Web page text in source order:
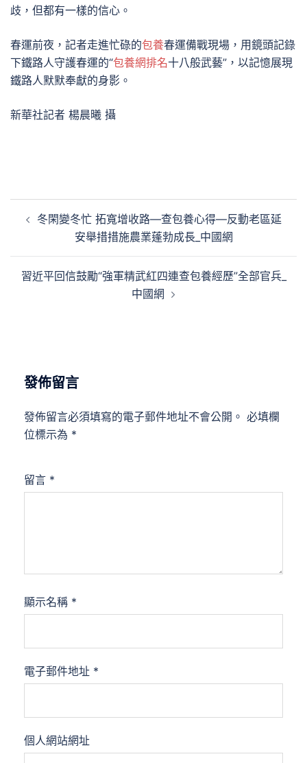
歧，但都有一樣的信心。
春運前夜，記者走進忙碌的包養春運備戰現場，用鏡頭記錄
下鐵路人守護春運的“包養網排名十八般武藝”，以記憶展現
鐵路人默默奉獻的身影。
新華社記者 楊晨曦 攝
冬閑變冬忙 拓寬增收路—查包養心得—反動老區延
安舉措措施農業蓬勃成長_中國網
習近平回信鼓勵“強軍精武紅四連查包養經歷”全部官兵_
中國網
發佈留言
發佈留言必須填寫的電子郵件地址不會公開。 必填欄
位標示為 *
留言 *
顯示名稱 *
電子郵件地址 *
個人網站網址